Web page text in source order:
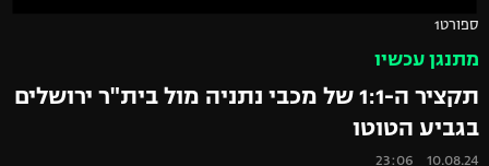
ליגיונרים
גביע המדינה
ליגה אירופית
ליגה אנגלית
כדורסל ישראלי
ליגה לאומית
כדורסל עולמי
NBA
ספורט1
מתנגן עכשיו
תקציר ה-1:1 של מכבי נתניה מול בית"ר ירושלים
בגביע הטוטו
10.08.24 23:06